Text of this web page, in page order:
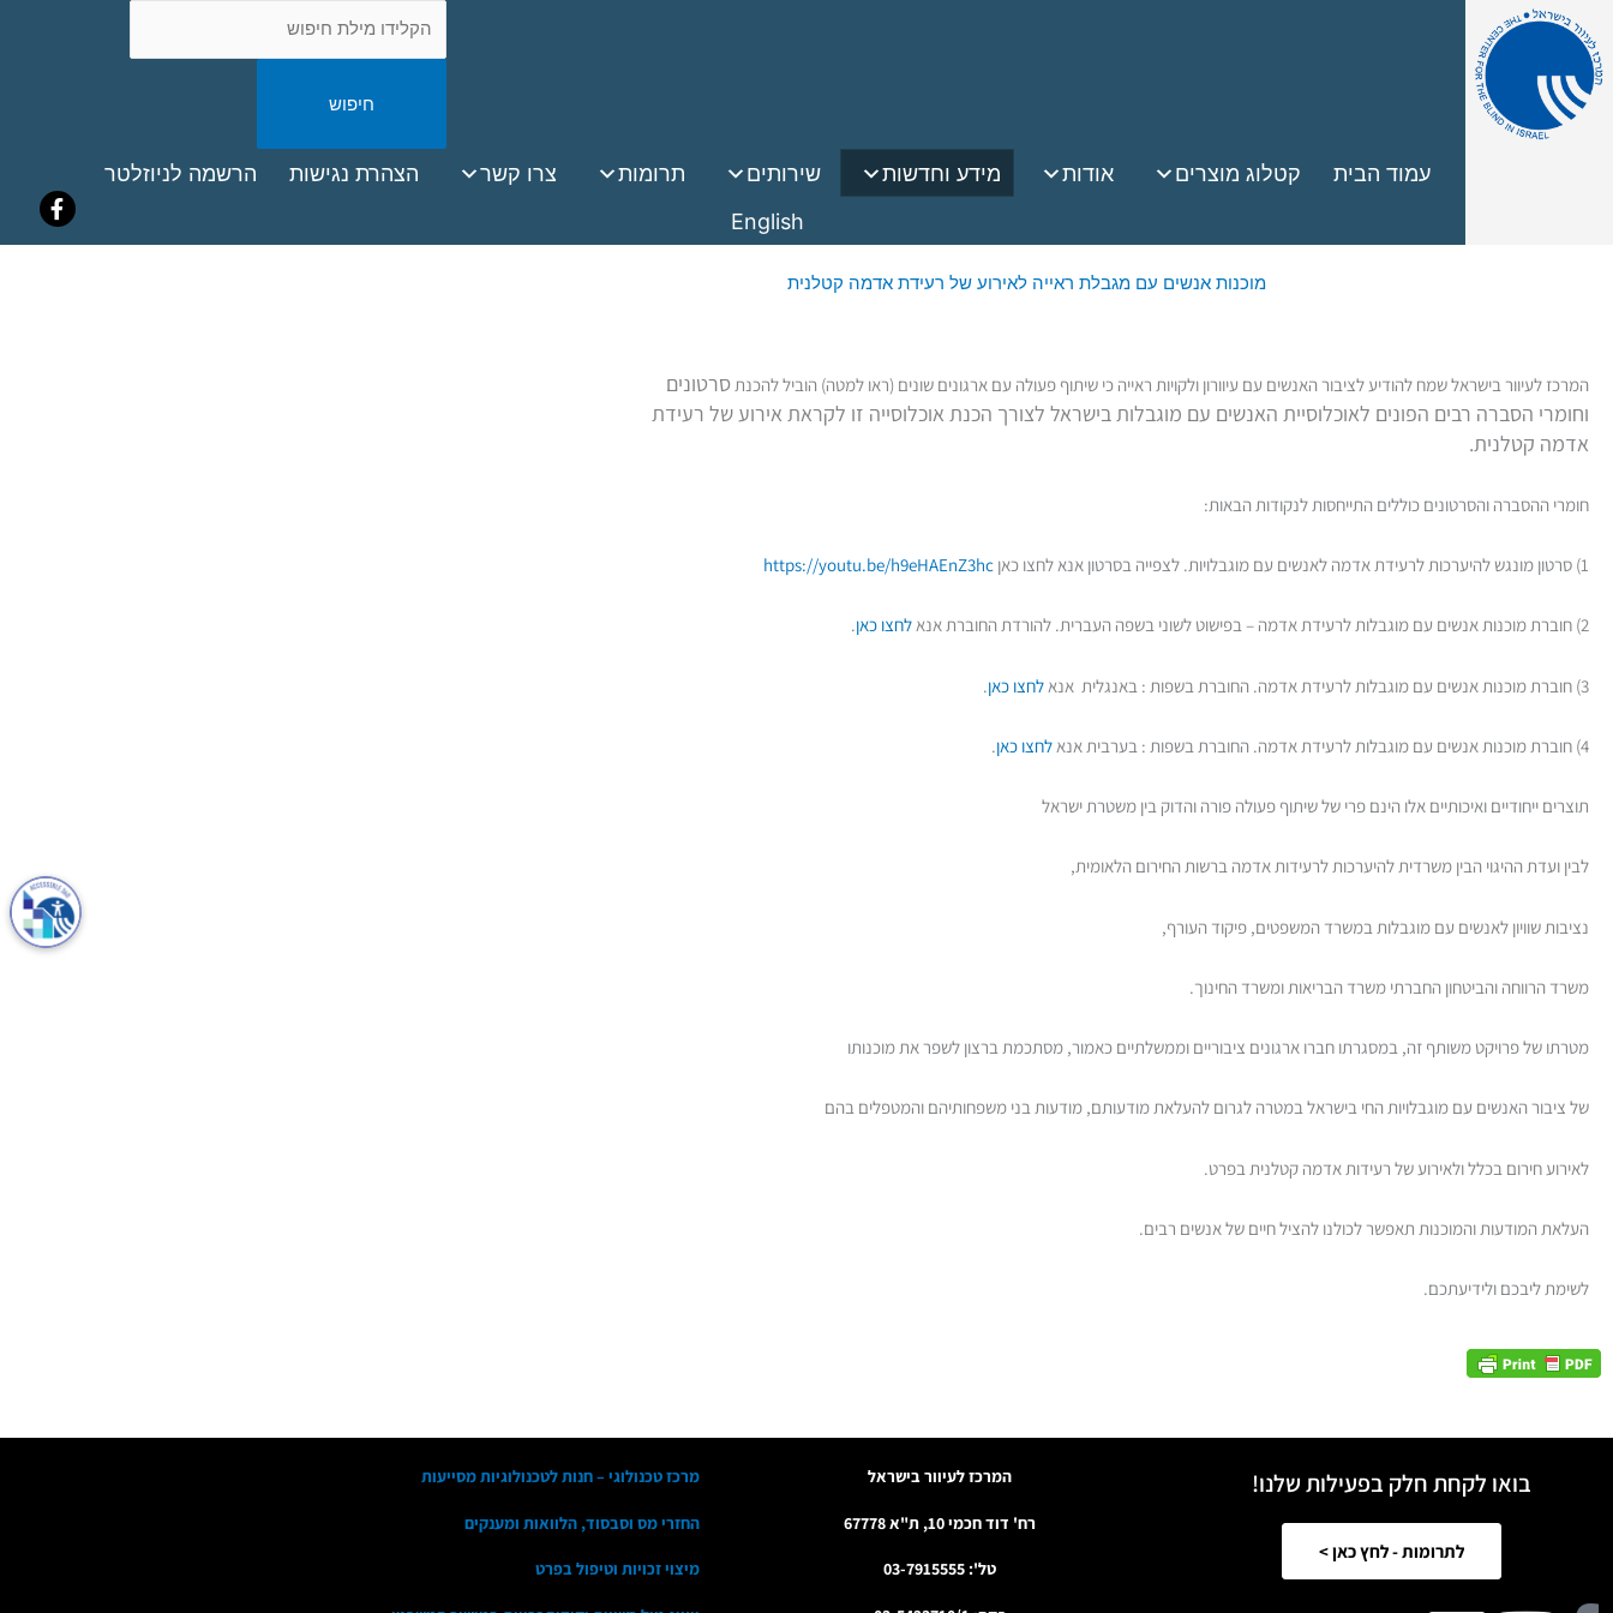
באתר
עמוד הבית קטלוג מוצרים אודות מידע וחדשות שירותים תרומות צרו קשר הצהרת נגישות
הרשמה לניוזלטר
English
מוכנות אנשים עם מגבלת ראייה לאירוע של רעידת אדמה קטלנית
המרכז לעיוור בישראל שמח להודיע לציבור האנשים עם עיוורון ולקויות ראייה כי שיתוף פעולה עם ארגונים שונים (ראו למטה) הוביל להכנת סרטונים
וחומרי הסברה רבים הפונים לאוכלוסיית האנשים עם מוגבלות בישראל לצורך הכנת אוכלוסייה זו לקראת אירוע של רעידת
אדמה קטלנית.
חומרי ההסברה והסרטונים כוללים התייחסות לנקודות הבאות:
1) סרטון מונגש להיערכות לרעידת אדמה לאנשים עם מוגבלויות. לצפייה בסרטון אנא לחצו כאן https://youtu.be/h9eHAEnZ3hc
2) חוברת מוכנות אנשים עם מוגבלות לרעידת אדמה – בפישוט לשוני בשפה העברית. להורדת החוברת אנא לחצו כאן.
3) חוברת מוכנות אנשים עם מוגבלות לרעידת אדמה. החוברת בשפות : באנגלית אנא לחצו כאן.
4) חוברת מוכנות אנשים עם מוגבלות לרעידת אדמה. החוברת בשפות : בערבית אנא לחצו כאן.
תוצרים ייחודיים ואיכותיים אלו הינם פרי של שיתוף פעולה פורה והדוק בין משטרת ישראל
לבין ועדת ההיגוי הבין משרדית להיערכות לרעידות אדמה ברשות החירום הלאומית,
נציבות שוויון לאנשים עם מוגבלות במשרד המשפטים, פיקוד העורף,
משרד הרווחה והביטחון החברתי משרד הבריאות ומשרד החינוך.
מטרתו של פרויקט משותף זה, במסגרתו חברו ארגונים ציבוריים וממשלתיים כאמור, מסתכמת ברצון לשפר את מוכנותו
של ציבור האנשים עם מוגבלויות החי בישראל במטרה לגרום להעלאת מודעותם, מודעות בני משפחותיהם והמטפלים בהם
לאירוע חירום בכלל ולאירוע של רעידות אדמה קטלנית בפרט.
העלאת המודעות והמוכנות תאפשר לכולנו להציל חיים של אנשים רבים.
לשימת ליבכם ולידיעתכם.
בואו לקחת חלק בפעילות שלנו!
לתרומות - לחץ כאן >
המרכז לעיוור בישראל
רח' דוד חכמי 10, ת"א 67778
טל': 03-7915555
מרכז טכנולוגי – חנות לטכנולוגיות מסייעות
החזרי מס וסבסוד, הלוואות ומענקים
מיצוי זכויות וטיפול בפרט